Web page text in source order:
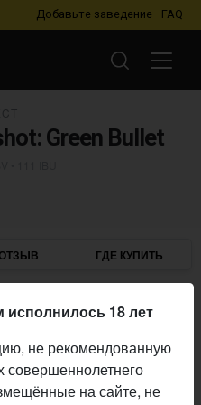
Добавьте заведение FAQ
Green Bullet
ГДЕ КУПИТЬ
исполнилось 18 лет
не рекомендованную
совершеннолетнего
на сайте, не